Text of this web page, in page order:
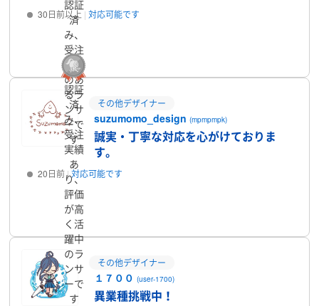
30日前以上 対応可能です
認証
済
み、
受注
実績
のあ
るラ
ンサ
ーで
す
その他デザイナー
suzumomo_design(mpmpmpk)
誠実・丁寧な対応を心がけておりま
す。
20日前 対応可能です
認証
済
み、
受注
実績
あ
り、
評価
が高
く活
躍中
のラ
ンサ
ーで
す
その他デザイナー
１７００(user-1700)
異業種挑戦中！